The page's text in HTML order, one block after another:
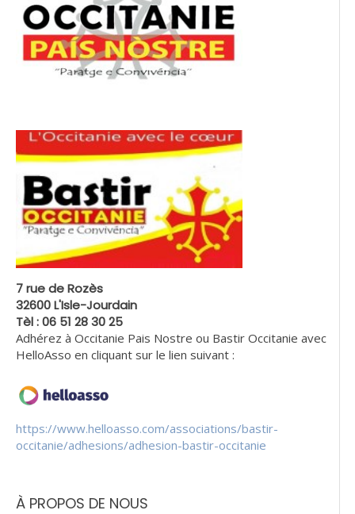
7 rue de Rozès
32600 L'Isle-Jourdain
Tèl : 06 51 28 30 25
Adhérez à Occitanie Pais Nostre ou Bastir Occitanie avec
HelloAsso en cliquant sur le lien suivant :
https://www.helloasso.com/associations/bastir-
occitanie/adhesions/adhesion-bastir-occitanie
À PROPOS DE NOUS